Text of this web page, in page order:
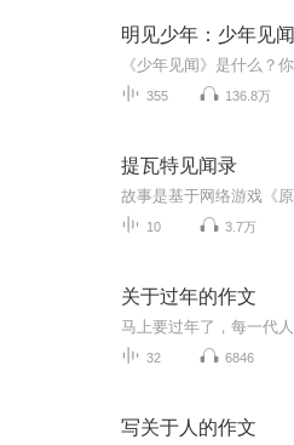
明见少年：少年见闻
355 136.8万
提瓦特见闻录
10 3.7万
关于过年的作文
32 6846
写关于人的作文